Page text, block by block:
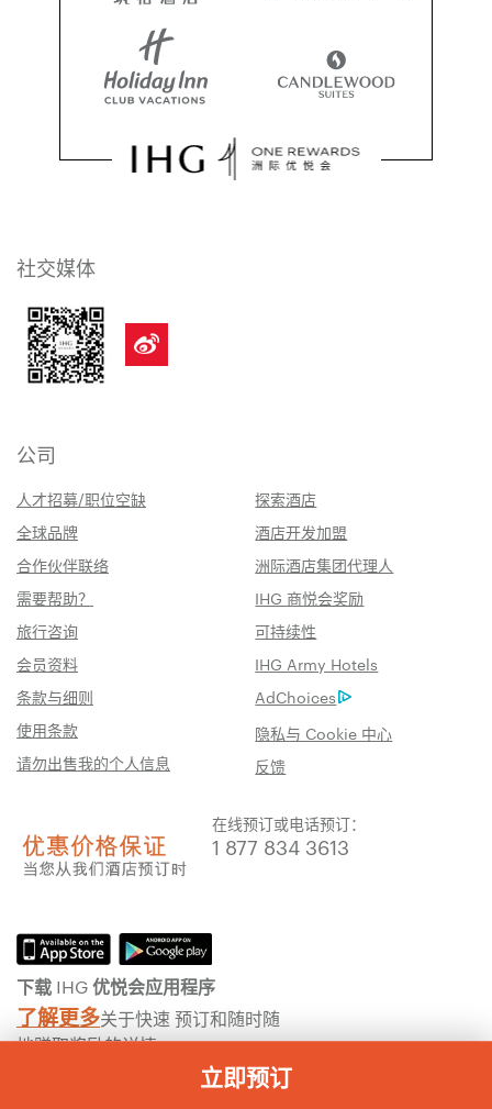
立即预订
社交媒体
公司
人才招募/职位空缺
探索酒店
全球品牌
酒店开发加盟
合作伙伴联络
洲际酒店集团代理人
需要帮助？
IHG 商悦会奖励
旅行咨询
可持续性
会员资料
IHG Army Hotels
条款与细则
AdChoices
使用条款
隐私与 Cookie 中心
请勿出售我的个人信息
反馈
在线预订或电话预订：
1 877 834 3613
下载 IHG 优悦会应用程序
了解更多关于快速 预订和随时随
地赚取奖励的详情